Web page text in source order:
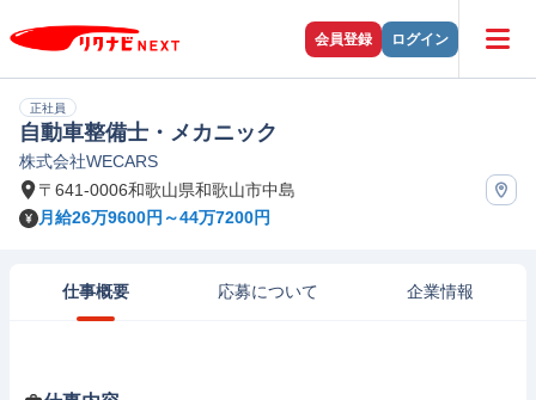
会員登録 ログイン
正社員
自動車整備士・メカニック
株式会社WECARS
〒641-0006和歌山県和歌山市中島
月給26万9600円～44万7200円
仕事概要 応募について 企業情報